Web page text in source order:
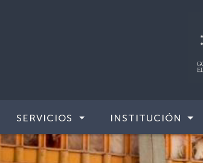
SERVICIOS INSTITUCIÓN